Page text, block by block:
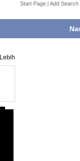
Start Page | Add Search
Lebih